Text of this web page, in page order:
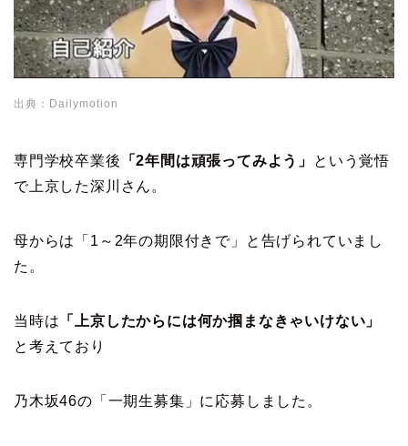
出典：Dailymotion
専門学校卒業後 「2年間は頑張ってみよう」
という覚悟
で上京した深川さん。
母からは「1～2年の期限付きで」と告げられていまし
た。
当時は 「上京したからには何か掴まなきゃいけない」
と考えており
乃木坂46の「一期生募集」に応募しました。